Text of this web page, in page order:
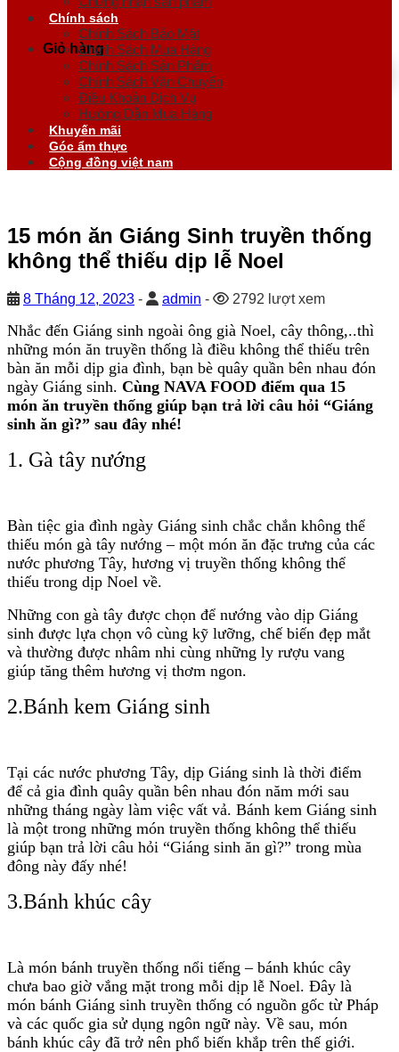
Giỏ hàng
Chính sách
Chính Sách Bảo Mật
Chính Sách Mua Hàng
Chính Sách Sản Phẩm
Chính Sách Vận Chuyển
Điều Khoản Dịch Vụ
Hướng Dẫn Mua Hàng
Khuyến mãi
Góc ẩm thực
Cộng đồng việt nam
15 món ăn Giáng Sinh truyền thống
không thể thiếu dịp lễ Noel
8 Tháng 12, 2023 - admin - 2792 lượt xem
Nhắc đến Giáng sinh ngoài ông già Noel, cây thông,..thì
những món ăn truyền thống là điều không thể thiếu trên
bàn ăn mỗi dịp gia đình, bạn bè quây quần bên nhau đón
ngày Giáng sinh. Cùng NAVA FOOD điểm qua 15
món ăn truyền thống giúp bạn trả lời câu hỏi “Giáng
sinh ăn gì?” sau đây nhé!
1. Gà tây nướng
Bàn tiệc gia đình ngày Giáng sinh chắc chắn không thể
thiếu món gà tây nướng – một món ăn đặc trưng của các
nước phương Tây, hương vị truyền thống không thể
thiếu trong dịp Noel về.
Những con gà tây được chọn để nướng vào dịp Giáng
sinh được lựa chọn vô cùng kỹ lưỡng, chế biến đẹp mắt
và thường được nhâm nhi cùng những ly rượu vang
giúp tăng thêm hương vị thơm ngon.
2.Bánh kem Giáng sinh
Tại các nước phương Tây, dịp Giáng sinh là thời điểm
để cả gia đình quây quần bên nhau đón năm mới sau
những tháng ngày làm việc vất vả. Bánh kem Giáng sinh
là một trong những món truyền thống không thể thiếu
giúp bạn trả lời câu hỏi “Giáng sinh ăn gì?” trong mùa
đông này đấy nhé!
3.Bánh khúc cây
Là món bánh truyền thống nổi tiếng – bánh khúc cây
chưa bao giờ vắng mặt trong mỗi dịp lễ Noel. Đây là
món bánh Giáng sinh truyền thống có nguồn gốc từ Pháp
và các quốc gia sử dụng ngôn ngữ này. Về sau, món
bánh khúc cây đã trở nên phổ biến khắp trên thế giới.